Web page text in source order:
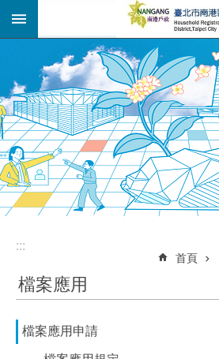
跳到主要內容區塊
:::
:::
首頁
檔案應用
檔案應用申請